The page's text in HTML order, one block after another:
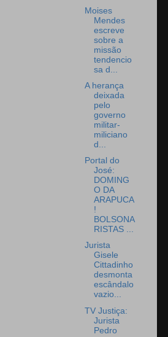
Moises
Mendes
escreve
sobre a
missão
tendencio
sa d...
A herança
deixada
pelo
governo
militar-
miliciano
d...
Portal do
José:
DOMING
O DA
ARAPUCA
!
BOLSONA
RISTAS ...
Jurista
Gisele
Cittadinho
desmonta
escândalo
vazio...
TV Justiça:
Jurista
Pedro